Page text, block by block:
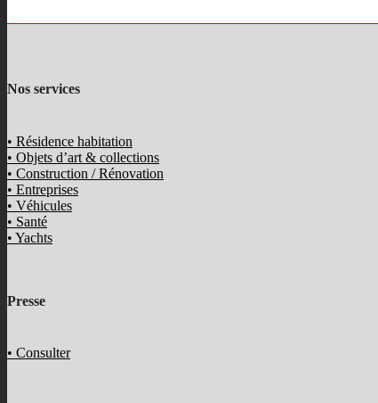
Nos services
• Résidence habitation
• Objets d’art & collections
• Construction / Rénovation
• Entreprises
• Véhicules
• Santé
• Yachts
Presse
• Consulter